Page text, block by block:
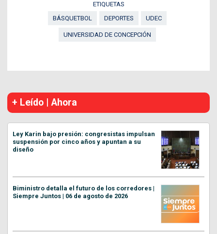
ETIQUETAS
BÁSQUETBOL
DEPORTES UDEC
UNIVERSIDAD DE CONCEPCIÓN
+ Leído | Ahora
Ley Karin bajo presión: congresistas impulsan
suspensión por cinco años y apuntan a su
diseño
Biministro detalla el futuro de los corredores |
Siempre Juntos | 06 de agosto de 2026